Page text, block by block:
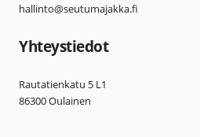
hallinto@seutumajakka.fi
Yhteystiedot
Rautatienkatu 5 L1
86300 Oulainen